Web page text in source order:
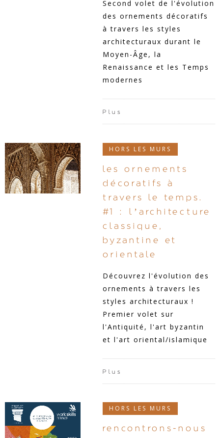
Second volet de l'évolution
des ornements décoratifs
à travers les styles
architecturaux durant le
Moyen-Âge, la
Renaissance et les Temps
modernes
Plus
HORS LES MURS
les ornements
décoratifs à
travers le temps.
#1 : l’architecture
classique,
byzantine et
orientale
Découvrez l'évolution des
ornements à travers les
styles architecturaux !
Premier volet sur
l'Antiquité, l'art byzantin
et l'art oriental/islamique
Plus
HORS LES MURS
rencontrons-nous